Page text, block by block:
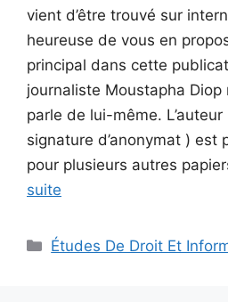
vient d’être trouvé sur
heureuse de vous en
principal dans cette
journaliste Moustapha Diop
parle de lui-même.
signature d’anonymat ) est
pour plusieurs autres
suite
Catégories
Études De Droit Et